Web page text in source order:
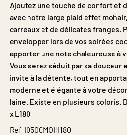
Ajoutez une touche de confort et
avec notre large plaid effet
carreaux et de délicates franges.
envelopper lors de vos soirées
apporter une note chaleureuse à
Vous serez séduit par sa douceur
invite à la détente, tout en
moderne et élégante à votre
laine. Existe en plusieurs coloris.
x L180
Ref I0500MOHI180